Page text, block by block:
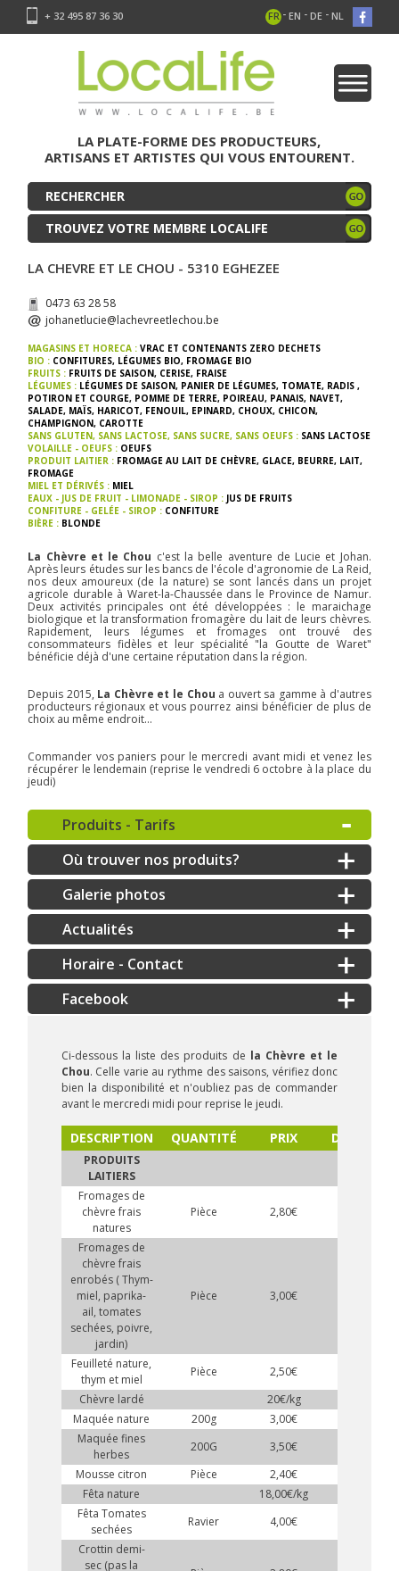
+ 32 495 87 36 30 FR - EN - DE - NL
LA PLATE-FORME DES PRODUCTEURS,
ARTISANS ET ARTISTES QUI VOUS ENTOURENT.
TROUVEZ VOTRE MEMBRE LOCALIFE
LA CHEVRE ET LE CHOU - 5310 EGHEZEE
0473 63 28 58
johanetlucie@lachevreetlechou.be
MAGASINS ET HORECA :VRAC ET CONTENANTS ZERO DECHETS
BIO : CONFITURES, LÉGUMES BIO, FROMAGE BIO
FRUITS : FRUITS DE SAISON, CERISE, FRAISE
LÉGUMES : LÉGUMES DE SAISON, PANIER DE LÉGUMES, TOMATE, RADIS,
POTIRON ET COURGE, POMME DE TERRE, POIREAU, PANAIS, NAVET,
SALADE, MAÏS, HARICOT, FENOUIL, EPINARD, CHOUX, CHICON,
CHAMPIGNON, CAROTTE
SANS GLUTEN, SANS LACTOSE, SANS SUCRE, SANS OEUFS : SANS LACTOSE
VOLAILLE - OEUFS : OEUFS
PRODUIT LAITIER : FROMAGE AU LAIT DE CHÈVRE, GLACE, BEURRE, LAIT,
FROMAGE
MIEL ET DÉRIVÉS : MIEL
EAUX - JUS DE FRUIT - LIMONADE - SIROP : JUS DE FRUITS
CONFITURE - GELÉE - SIROP : CONFITURE
BIÈRE : BLONDE
La Chèvre et le Chou c'est la belle aventure de Lucie et Johan.
Après leurs études sur les bancs de l'école d'agronomie de La Reid,
nos deux amoureux (de la nature) se sont lancés dans un projet
agricole durable à Waret-la-Chaussée dans le Province de Namur.
Deux activités principales ont été développées : le maraichage
biologique et la transformation fromagère du lait de leurs chèvres.
Rapidement, leurs légumes et fromages ont trouvé des
consommateurs fidèles et leur spécialité "la Goutte de Waret"
bénéficie déjà d'une certaine réputation dans la région.
Depuis 2015, La Chèvre et le Chou a ouvert sa gamme à d'autres
producteurs régionaux et vous pourrez ainsi bénéficier de plus de
choix au même endroit...
Commander vos paniers pour le mercredi avant midi et venez les
récupérer le lendemain (reprise le vendredi 6 octobre à la place du
jeudi)
Produits - Tarifs
Où trouver nos produits?
Galerie photos
Actualités
Horaire - Contact
Ci-dessous la liste des produits de la Chèvre et le
Chou. Celle varie au rythme des saisons, vérifiez donc
bien la disponibilité et n'oubliez pas de commander
avant le mercredi midi pour reprise le jeudi.
DESCRIPTION QUANTITÉ PRIX
PRODUITS
LAITIERS
Fromages de
chèvre frais
natures
Pièce 2,80€
Fromages de
chèvre frais
enrobés ( Thym-
miel, paprika-
ail, tomates
sechées, poivre,
jardin)
Pièce 3,00€
Feuilleté nature,
thym et miel
Pièce 2,50€
Chèvre lardé
20€/kg
Maquée nature
200g 3,00€
Maquée fines
herbes
200G 3,50€
Mousse citron
Pièce 2,40€
Fêta nature
18,00€/kg
Fêta Tomates
sechées
Ravier
4,00€
Crottin demi-
sec (pas la